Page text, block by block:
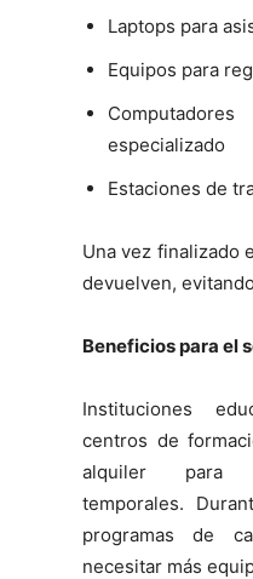
Laptops para
Equipos para
especializado
Estaciones de
Una vez finalizado
devuelven,
Beneficios para el
Instituciones
centros de
alquiler para
temporales.
programas de
necesitar más